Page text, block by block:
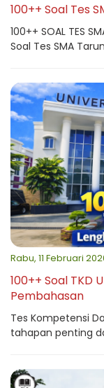
100++ Soal Tes
100++ SOAL TES
Soal Tes SMA
Rabu, 11 Februari
100++ Soal TKD
Pembahasan
Tes Kompetensi
tahapan penting